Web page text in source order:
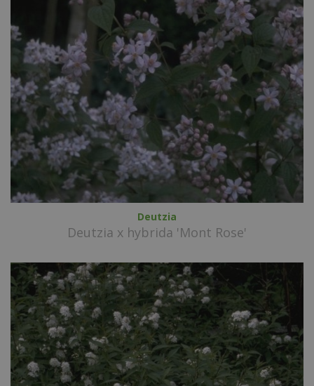
Deutzia
Deutzia x hybrida 'Mont Rose'